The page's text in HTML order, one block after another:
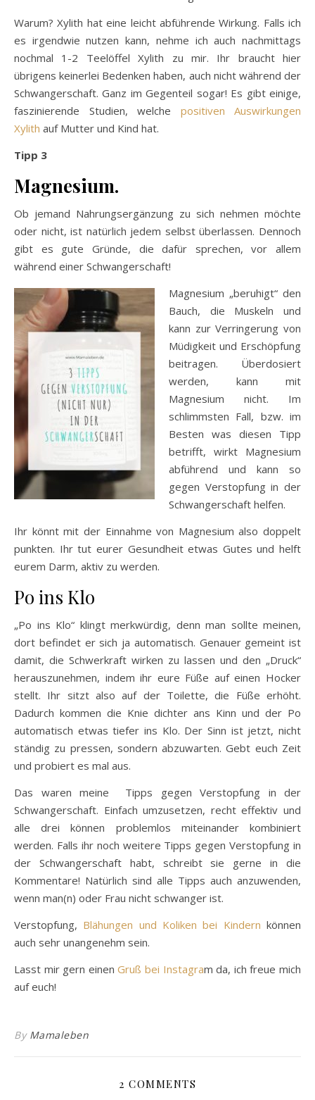
Warum? Xylith hat eine leicht abführende Wirkung. Falls ich
es irgendwie nutzen kann, nehme ich auch nachmittags
nochmal 1-2 Teelöffel Xylith zu mir. Ihr braucht hier
übrigens keinerlei Bedenken haben, auch nicht während der
Schwangerschaft. Ganz im Gegenteil sogar! Es gibt einige,
faszinierende Studien, welche positiven Auswirkungen
Xylith auf Mutter und Kind hat.
Tipp 3
Magnesium.
Ob jemand Nahrungsergänzung zu sich nehmen möchte
oder nicht, ist natürlich jedem selbst überlassen. Dennoch
gibt es gute Gründe, die dafür sprechen, vor allem
während einer Schwangerschaft!
Magnesium „beruhigt“ den
Bauch, die Muskeln und
kann zur Verringerung von
Müdigkeit und Erschöpfung
beitragen. Überdosiert
werden, kann mit
Magnesium nicht. Im
schlimmsten Fall, bzw. im
Besten was diesen Tipp
betrifft, wirkt Magnesium
abführend und kann so
gegen Verstopfung in der
Schwangerschaft helfen.
Ihr könnt mit der Einnahme von Magnesium also doppelt
punkten. Ihr tut eurer Gesundheit etwas Gutes und helft
eurem Darm, aktiv zu werden.
Po ins Klo
„Po ins Klo“ klingt merkwürdig, denn man sollte meinen,
dort befindet er sich ja automatisch. Genauer gemeint ist
damit, die Schwerkraft wirken zu lassen und den „Druck“
herauszunehmen, indem ihr eure Füße auf einen Hocker
stellt. Ihr sitzt also auf der Toilette, die Füße erhöht.
Dadurch kommen die Knie dichter ans Kinn und der Po
automatisch etwas tiefer ins Klo. Der Sinn ist jetzt, nicht
ständig zu pressen, sondern abzuwarten. Gebt euch Zeit
und probiert es mal aus.
Das waren meine Tipps gegen Verstopfung in der
Schwangerschaft. Einfach umzusetzen, recht effektiv und
alle drei können problemlos miteinander kombiniert
werden. Falls ihr noch weitere Tipps gegen Verstopfung in
der Schwangerschaft habt, schreibt sie gerne in die
Kommentare! Natürlich sind alle Tipps auch anzuwenden,
wenn man(n) oder Frau nicht schwanger ist.
Verstopfung, Blähungen und Koliken bei Kindern können
auch sehr unangenehm sein.
Lasst mir gern einen Gruß bei Instagram da, ich freue mich
auf euch!
By Mamaleben
2 COMMENTS